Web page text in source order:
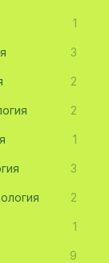
1
3
2
2
1
3
2
1
9